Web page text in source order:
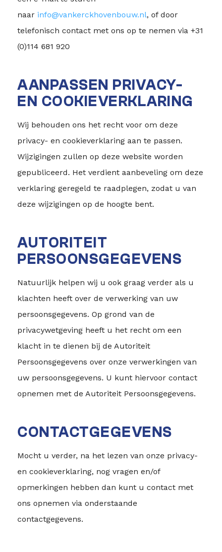
naar info@vankerckhovenbouw.nl, of door
telefonisch contact met ons op te nemen via +31
(0)114 681 920
AANPASSEN PRIVACY-
EN COOKIEVERKLARING
Wij behouden ons het recht voor om deze
privacy- en cookieverklaring aan te passen.
Wijzigingen zullen op deze website worden
gepubliceerd. Het verdient aanbeveling om deze
verklaring geregeld te raadplegen, zodat u van
deze wijzigingen op de hoogte bent.
AUTORITEIT
PERSOONSGEGEVENS
Natuurlijk helpen wij u ook graag verder als u
klachten heeft over de verwerking van uw
persoonsgegevens. Op grond van de
privacywetgeving heeft u het recht om een
klacht in te dienen bij de Autoriteit
Persoonsgegevens over onze verwerkingen van
uw persoonsgegevens. U kunt hiervoor contact
opnemen met de Autoriteit Persoonsgegevens.
CONTACTGEGEVENS
Mocht u verder, na het lezen van onze privacy-
en cookieverklaring, nog vragen en/of
opmerkingen hebben dan kunt u contact met
ons opnemen via onderstaande
contactgegevens.